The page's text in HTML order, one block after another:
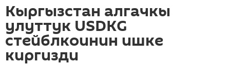
Кыргызстан алгачкы
улуттук USDKG
стейблкоинин ишке
киргизди